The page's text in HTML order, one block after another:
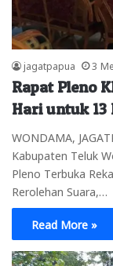
jagatpapua 3
Rapat Pleno
Hari untuk 13
WONDAMA,
Kabupaten Teluk
Pleno Terbuka
Rerolehan Suara,…
Read More »